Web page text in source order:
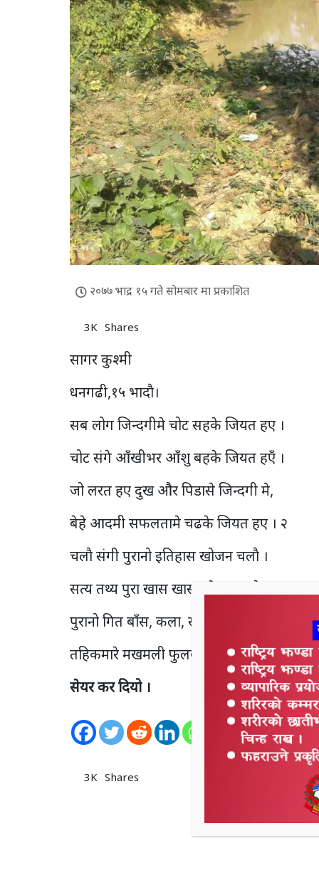
२०७७ भाद्र १५ गते सोमबार मा प्रकाशित
3K Shares
सागर कुश्मी
धनगढी,१५ भादाै।
सब लोग जिन्दगीमे चोट सहके जियत हए ।
चोट संगे आँखीभर आँशु बहके जियत हएँ ।
जो लरत हए दुख और पिडासे जिन्दगी मे,
बेहे आदमी सफलतामे चढके जियत हए । २
चलाै संगी पुरानो इतिहास खोजन चलाै ।
सत्य तथ्य पुरा खास खास खोजन चलाै ।
पुरानो गित बाँस, कला, संस्कृति हराइगौ,
तहिकमारे मखमली फुलबास खोजन चलाै ।
सेयर कर दियो ।
0
Shares
3K Shares